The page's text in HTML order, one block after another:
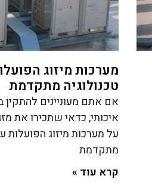
מערכות מיזוג
טכנולוגיה מתקדמת
אם אתם מעוניינים להתקין
על מערכות מיזוג הפועלות
מתקדמת
קרא עוד »